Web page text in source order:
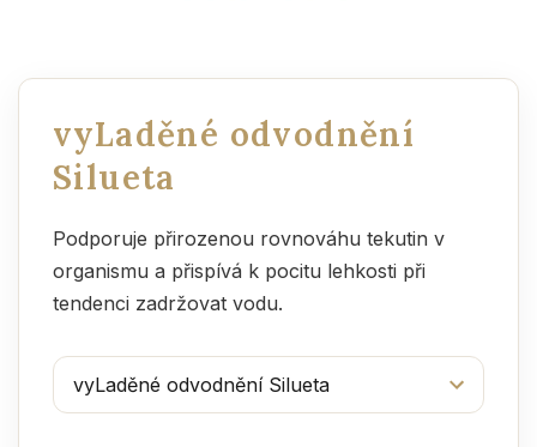
vyLaděné odvodnění
Silueta
Podporuje přirozenou rovnováhu tekutin v
organismu a přispívá k pocitu lehkosti při
tendenci zadržovat vodu.